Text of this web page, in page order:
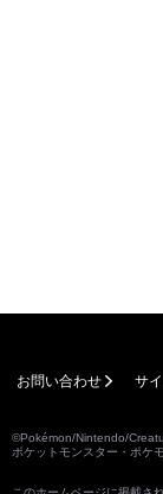
お問い合わせ サ
©Pokémon/Nintendo/
ポケットモンスター・ポケ